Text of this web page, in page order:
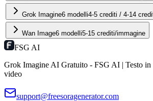
Grok Imagine6 modelli4-5 crediti / 4-14
Wan Image6 modelli5-15 crediti/immagine
FSG AI
Grok Imagine AI Gratuito - FSG AI | Testo in
video
support@freesoragenerator.com